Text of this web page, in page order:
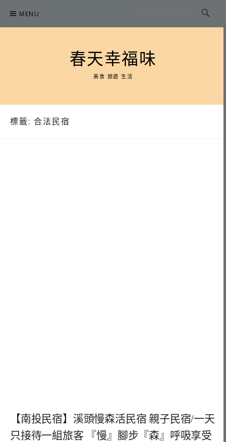
content
MENU
春天幸福味
美食 旅遊 生活
標籤: 合法民宿
【南投民宿】溪頭慢森活民宿 親子民宿/一天
只接待一組旅客 『慢』腳步『森』呼吸享受